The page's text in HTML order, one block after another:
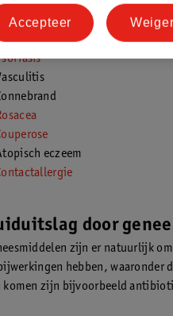
kun je ook krijgen door
van slag is of zich
eczeem
door
zijn er natuurlijk
hebben, waaronder
komen zijn bijvoorbeeld
Accepteer